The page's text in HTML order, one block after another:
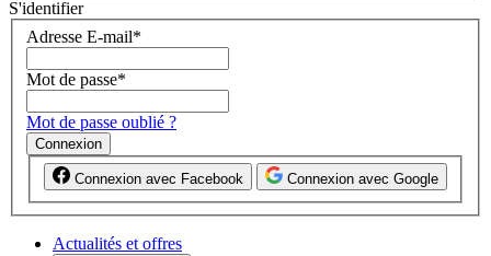
S'identifier
Adresse E-mail*
Mot de passe*
Mot de passe oublié ?
Connexion
Connexion avec Facebook Connexion avec Google
Actualités et offres